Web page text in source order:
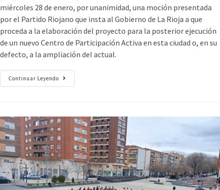
miércoles 28 de enero, por unanimidad, una moción presentada
por el Partido Riojano que insta al Gobierno de La Rioja a que
proceda a la elaboración del proyecto para la posterior ejecución
de un nuevo Centro de Participación Activa en esta ciudad o, en su
defecto, a la ampliación del actual.
Continuar Leyendo